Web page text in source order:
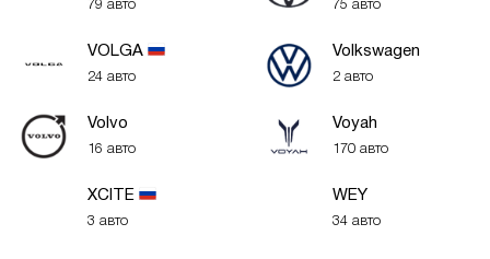
79 авто 75 авто
VOLGA
24 авто
Volkswagen
2 авто
Volvo
16 авто
Voyah
170 авто
XСITE
3 авто
WEY
34 авто